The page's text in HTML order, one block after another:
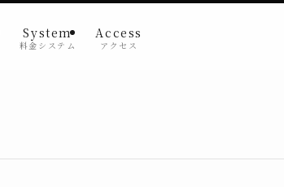
System
料金システム
Access
アクセス